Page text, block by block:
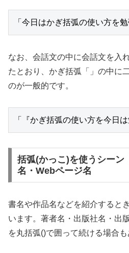
「今日はかぎ括弧の使い方を
なお、会話文の中に会話文を入
たとおり、かぎ括弧「」の中に
のが一般的です。
「『かぎ括弧の使い方を今日
括弧(かっこ)を使うシーン
名・Webページ名
書名や作品名などを紹介すると
います。著者名・出版社名・出
を丸括弧()で囲って続ける場合も